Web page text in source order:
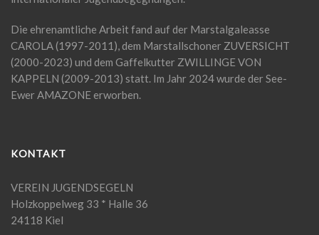
Die ehrenamtliche Arbeit fand auf der Marstalgaleasse
CAROLA (1997-2011), dem Marstallschoner ZUVERSICHT
(2000-2023) und dem Gaffelkutter ZWILLINGE VON
KAPPELN (2009-2013) statt. Im Jahr 2024 wurde der See-
Ewer AMAZONE erworben.
KONTAKT
VEREIN JUGENDSEGELN
Holzkoppelweg 33 * Halle 36
24118 Kiel